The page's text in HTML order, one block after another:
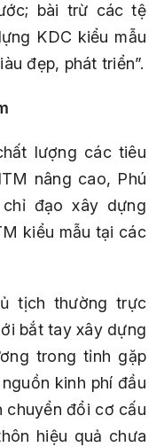
bài trừ các tệ
KDC kiểu mẫu
đẹp, phát triển”.
lượng các tiêu
nâng cao, Phú
đạo xây dựng
kiểu mẫu tại các
tịch thường trực
bắt tay xây dựng
trong tỉnh gặp
kinh phí đầu
chuyển đổi cơ cấu
hiệu quả chưa